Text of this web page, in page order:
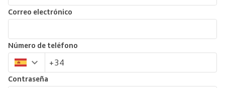
Correo electrónico
Número de teléfono
Contraseña